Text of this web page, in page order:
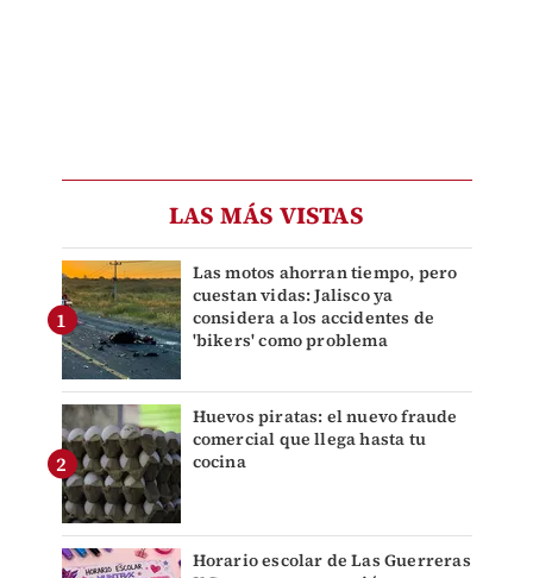
LAS MÁS VISTAS
Las motos ahorran tiempo, pero
cuestan vidas: Jalisco ya
considera a los accidentes de
'bikers' como problema
Huevos piratas: el nuevo fraude
comercial que llega hasta tu
cocina
Horario escolar de Las Guerreras